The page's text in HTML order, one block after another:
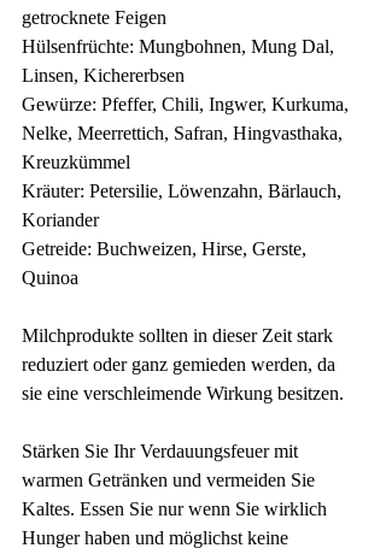
getrocknete Feigen
Hülsenfrüchte: Mungbohnen, Mung Dal,
Linsen, Kichererbsen
Gewürze: Pfeffer, Chili, Ingwer, Kurkuma,
Nelke, Meerrettich, Safran, Hingvasthaka,
Kreuzkümmel
Kräuter: Petersilie, Löwenzahn, Bärlauch,
Koriander
Getreide: Buchweizen, Hirse, Gerste,
Quinoa
Milchprodukte sollten in dieser Zeit stark
reduziert oder ganz gemieden werden, da
sie eine verschleimende Wirkung besitzen.
Stärken Sie Ihr Verdauungsfeuer mit
warmen Getränken und vermeiden Sie
Kaltes. Essen Sie nur wenn Sie wirklich
Hunger haben und möglichst keine